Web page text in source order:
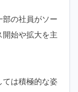
の社員がソー
開始や拡大を主
ては積極的な姿